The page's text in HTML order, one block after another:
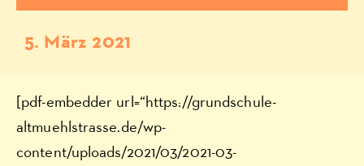
5. März 2021
[pdf-embedder url=“https://grundschule-
altmuehlstrasse.de/wp-
content/uploads/2021/03/2021-03-